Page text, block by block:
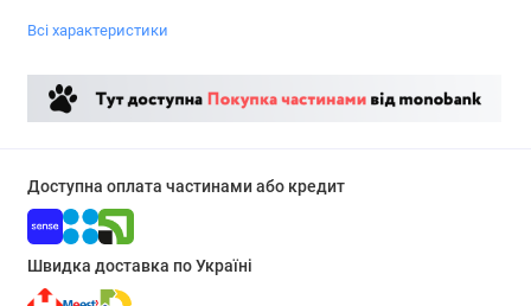
Всі характеристики
Доступна оплата частинами або кредит
Швидка доставка по Україні